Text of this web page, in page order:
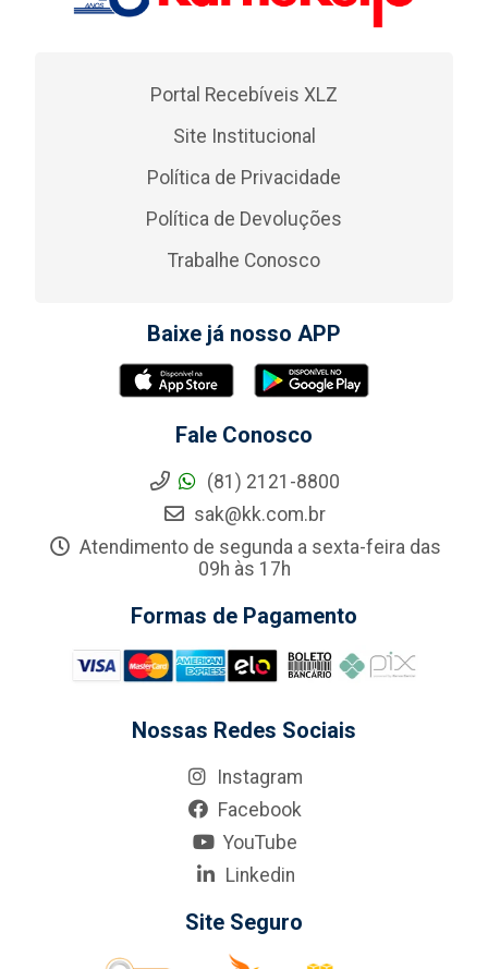
Portal Recebíveis XLZ
Site Institucional
Política de Privacidade
Política de Devoluções
Trabalhe Conosco
Baixe já nosso APP
Fale Conosco
(81) 2121-8800
sak@kk.com.br
Atendimento de segunda a sexta-feira das
09h às 17h
Formas de Pagamento
Nossas Redes Sociais
Instagram
Facebook
YouTube
Linkedin
Site Seguro